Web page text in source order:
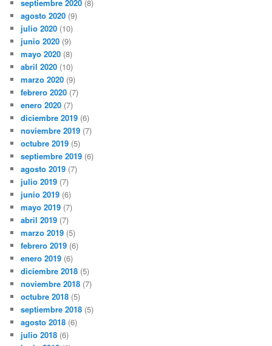
septiembre 2020 (8)
agosto 2020 (9)
julio 2020 (10)
junio 2020 (9)
mayo 2020 (8)
abril 2020 (10)
marzo 2020 (9)
febrero 2020 (7)
enero 2020 (7)
diciembre 2019 (6)
noviembre 2019 (7)
octubre 2019 (5)
septiembre 2019 (6)
agosto 2019 (7)
julio 2019 (7)
junio 2019 (6)
mayo 2019 (7)
abril 2019 (7)
marzo 2019 (5)
febrero 2019 (6)
enero 2019 (6)
diciembre 2018 (5)
noviembre 2018 (7)
octubre 2018 (5)
septiembre 2018 (5)
agosto 2018 (6)
julio 2018 (6)